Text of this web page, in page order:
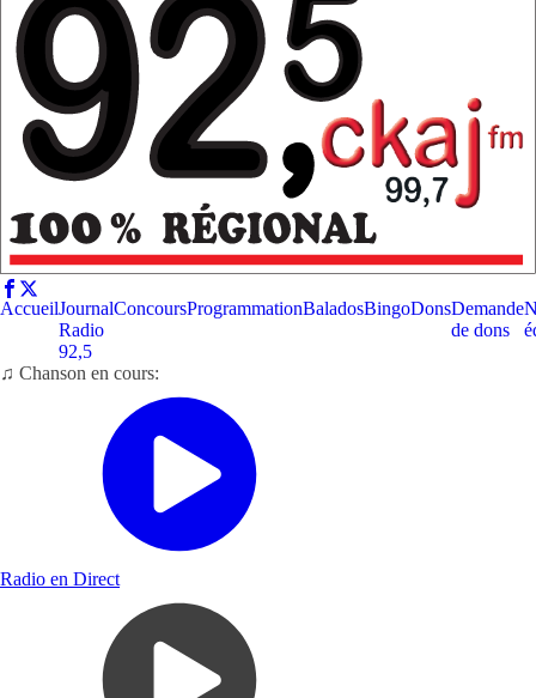
AccueilJournal
Radio
92,5
ConcoursProgrammationBaladosBingoDonsDemande
de dons
♫ Chanson en cours:
Radio en Direct